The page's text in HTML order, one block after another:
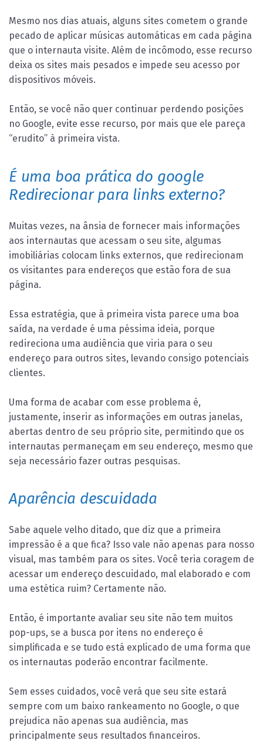
Mesmo nos dias atuais, alguns sites cometem o grande
pecado de aplicar músicas automáticas em cada página
que o internauta visite. Além de incômodo, esse recurso
deixa os sites mais pesados e impede seu acesso por
dispositivos móveis.
Então, se você não quer continuar perdendo posições
no Google, evite esse recurso, por mais que ele pareça
“erudito” à primeira vista.
É uma boa prática do google
Redirecionar para links externo?
Muitas vezes, na ânsia de fornecer mais informações
aos internautas que acessam o seu site, algumas
imobiliárias colocam links externos, que redirecionam
os visitantes para endereços que estão fora de sua
página.
Essa estratégia, que à primeira vista parece uma boa
saída, na verdade é uma péssima ideia, porque
redireciona uma audiência que viria para o seu
endereço para outros sites, levando consigo potenciais
clientes.
Uma forma de acabar com esse problema é,
justamente, inserir as informações em outras janelas,
abertas dentro de seu próprio site, permitindo que os
internautas permaneçam em seu endereço, mesmo que
seja necessário fazer outras pesquisas.
Aparência descuidada
Sabe aquele velho ditado, que diz que a primeira
impressão é a que fica? Isso vale não apenas para nosso
visual, mas também para os sites. Você teria coragem de
acessar um endereço descuidado, mal elaborado e com
uma estética ruim? Certamente não.
Então, é importante avaliar seu site não tem muitos
pop-ups, se a busca por itens no endereço é
simplificada e se tudo está explicado de uma forma que
os internautas poderão encontrar facilmente.
Sem esses cuidados, você verá que seu site estará
sempre com um baixo rankeamento no Google, o que
prejudica não apenas sua audiência, mas
principalmente seus resultados financeiros.